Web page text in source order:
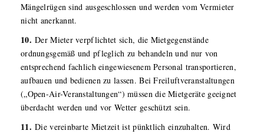
Mängelrügen sind ausgeschlossen und werden vom Vermieter
nicht anerkannt.
10.Der Mieter verpflichtet sich, die Mietgegenstände
ordnungsgemäß und pfleglich zu behandeln und nur von
entsprechend fachlich eingewiesenem Personal transportieren,
aufbauen und bedienen zu lassen. Bei Freiluftveranstaltungen
(„Open-Air-Veranstaltungen“) müssen die Mietgeräte geeignet
überdacht werden und vor Wetter geschützt sein.
11.Die vereinbarte Mietzeit ist pünktlich einzuhalten. Wird